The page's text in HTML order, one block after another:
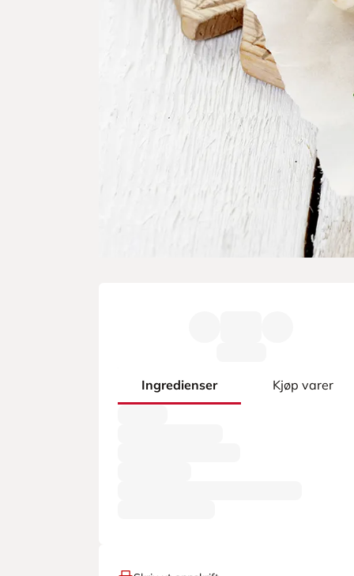
Ingredienser Kjøp varer